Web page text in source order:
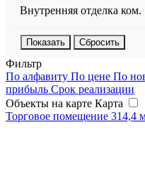
Внутренняя отделка ком.
Сбросить
Фильтр
По алфавиту По цене По
прибыль Срок реализации
Объекты на карте Карта
Торговое помещение 314,4